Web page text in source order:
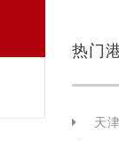
热门
天